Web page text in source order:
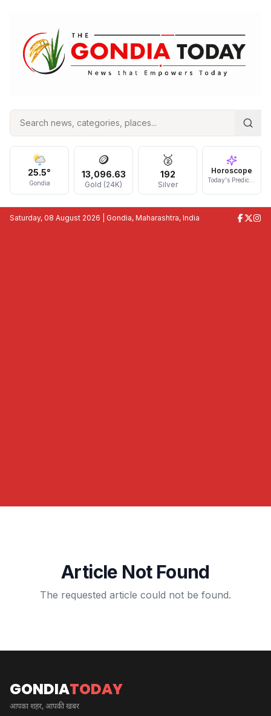
25.5°
Gondia
🪙
13,096.63
Gold (24K)
🥈
192
Silver
Horoscope
Saturday, 08 August 2026 | Gondia, Maharashtra, India
Article Not Found
The requested article could not be found.
GONDIATODAY
आपका शहर, आपकी खबर